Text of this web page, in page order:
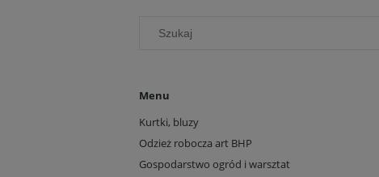
Menu
Kurtki, bluzy
Odzież robocza art BHP
Gospodarstwo ogród i warsztat